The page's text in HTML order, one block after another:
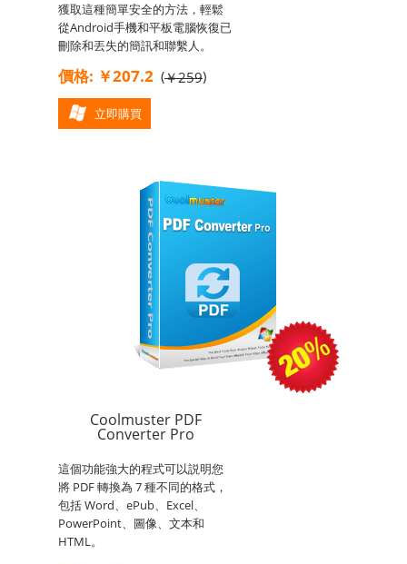
獲取這種簡單安全的方法，輕鬆
從Android手機和平板電腦恢復已
刪除和丟失的簡訊和聯繫人。
價格: ￥207.2 (￥259)
立即購買
Coolmuster PDF
Converter Pro
這個功能強大的程式可以説明您
將 PDF 轉換為 7 種不同的格式，
包括 Word、ePub、Excel、
PowerPoint、圖像、文本和
HTML。